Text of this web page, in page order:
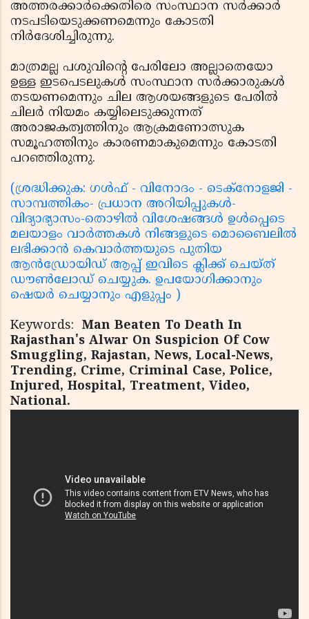
അത്തരക്കാര്‍ക്കെതിരെ സംസ്ഥാന സര്‍ക്കാര്‍
നടപടിയെടുക്കണമെന്നും കോടതി
നിര്‍ദേശിച്ചിരുന്നു.
മാത്രമല്ല പശുവിന്റെ പേരിലോ അല്ലാതെയോ
ഉള്ള ഇടപെടലുകള്‍ സംസ്ഥാന സര്‍ക്കാരുകള്‍
തടയണമെന്നും ചില ആശയങ്ങളുടെ പേരില്‍
ചിലര്‍ നിയമം കയ്യിലെടുക്കുന്നത്
അരാജകത്വത്തിനും ആക്രമണോത്സുക
സമൂഹത്തിനും കാരണമാകുമെന്നും കോടതി
പറഞ്ഞിരുന്നു.
(ശ്രദ്ധിക്കുക: ഗൾഫ് - വിനോദം - ടെക്നോളജി -
സാമ്പത്തികം- പ്രധാന അറിയിപ്പുകൾ-
വിദ്യാഭ്യാസം-തൊഴിൽ വിശേഷങ്ങൾ ഉൾപ്പെടെ
മലയാളം വാർത്തകൾ നിങ്ങളുടെ മൊബൈലിൽ
ലഭിക്കാൻ കെവാർത്തയുടെ പുതിയ
ആൻഡ്രോയിഡ് ആപ്പ് ഇവിടെ ക്ലിക്ക് ചെയ്ത്
ഡൗൺലോഡ് ചെയ്യുക. ഉപയോഗിക്കാനും
ഷെയർ ചെയ്യാനും എളുപ്പം )
Keywords: Man Beaten To Death In
Rajasthan's Alwar On Suspicion Of Cow
Smuggling, Rajastan, News, Local-News,
Trending, Crime, Criminal Case, Police,
Injured, Hospital, Treatment, Video,
National.